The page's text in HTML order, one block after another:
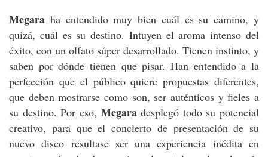
Megara ha entendido muy bien cuál es su camino, y
quizá, cuál es su destino. Intuyen el aroma intenso del
éxito, con un olfato súper desarrollado. Tienen instinto, y
saben por dónde tienen que pisar. Han entendido a la
perfección que el público quiere propuestas diferentes,
que deben mostrarse como son, ser auténticos y fieles a
su destino. Por eso, Megaradesplegó todo su potencial
creativo, para que el concierto de presentación de su
nuevo disco resultase ser una experiencia inédita en